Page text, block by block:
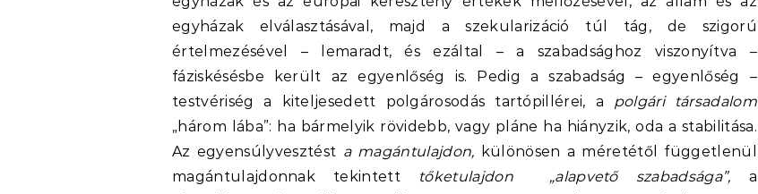
egyházak elválasztásával, majd a szekularizáció túl tág, de szigorú
értelmezésével – lemaradt, és ezáltal – a szabadsághoz viszonyítva –
fáziskésésbe került az egyenlőség is. Pedig a szabadság – egyenlőség –
testvériség a kiteljesedett polgárosodás tartópillérei, a polgári társadalom
„három lába”: ha bármelyik rövidebb, vagy pláne ha hiányzik, oda a stabilitása.
Az egyensúlyvesztést a magántulajdon, különösen a méretétől függetlenül
magántulajdonnak tekintett
tőketulajdon „alapvető szabadsága”, a